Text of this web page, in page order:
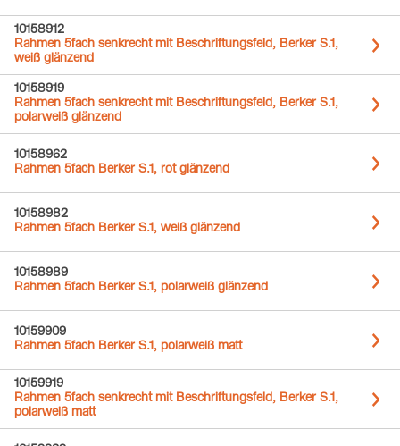
10158912
Rahmen 5fach senkrecht mit Beschriftungsfeld, Berker S.1,
weiß glänzend
10158919
Rahmen 5fach senkrecht mit Beschriftungsfeld, Berker S.1,
polarweiß glänzend
10158962
Rahmen 5fach Berker S.1, rot glänzend
10158982
Rahmen 5fach Berker S.1, weiß glänzend
10158989
Rahmen 5fach Berker S.1, polarweiß glänzend
10159909
Rahmen 5fach Berker S.1, polarweiß matt
10159919
Rahmen 5fach senkrecht mit Beschriftungsfeld, Berker S.1,
polarweiß matt